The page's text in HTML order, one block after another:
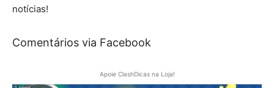
notícias!
Comentários via Facebook
Apoie ClashDicas na Loja!